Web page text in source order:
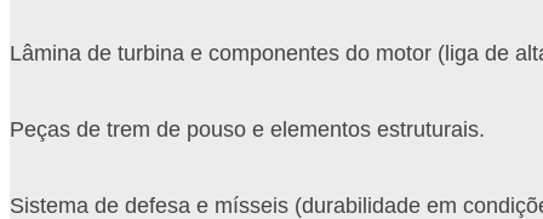
Lâmina de turbina e componentes do motor (liga de
Peças de trem de pouso e elementos estruturais.
Sistema de defesa e mísseis (durabilidade em